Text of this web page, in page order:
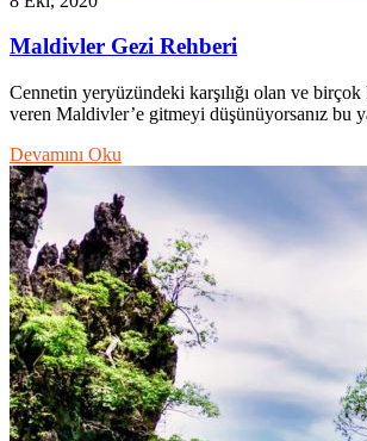
Maldivler Gezi Rehberi
Cennetin yeryüzündeki karşılığı olan ve
veren Maldivler’e gitmeyi düşünüyorsanız bu
Devamını Oku